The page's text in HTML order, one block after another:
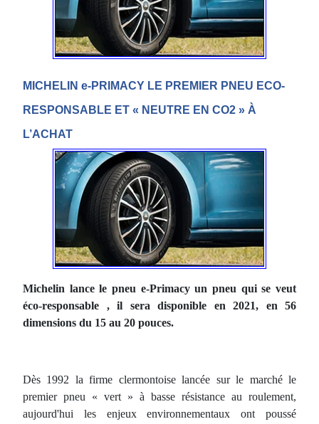
MICHELIN e-PRIMACY LE PREMIER PNEU ECO-
RESPONSABLE ET « NEUTRE EN CO2 » À
L’ACHAT
Michelin lance le pneu e-Primacy un pneu qui se veut
éco-responsable , il sera disponible en 2021, en 56
dimensions du 15 au 20 pouces.
Dès 1992 la firme clermontoise lancée sur le marché le
premier pneu « vert » à basse résistance au roulement,
aujourd'hui les enjeux environnementaux ont poussé